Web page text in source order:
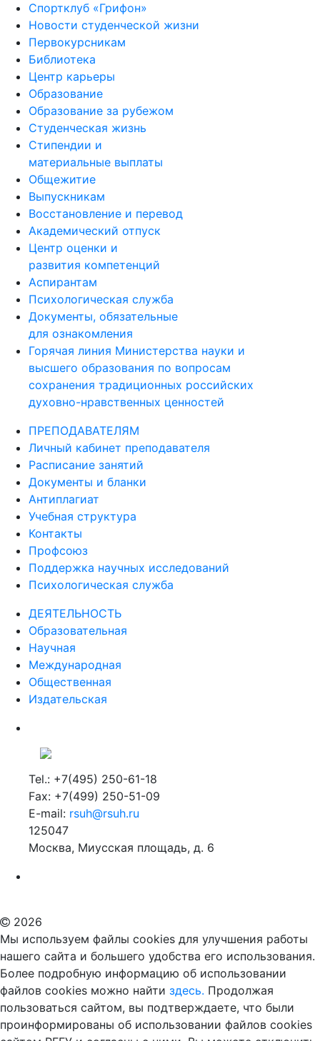
Спортклуб «Грифон»
Новости студенческой жизни
Первокурсникам
Библиотека
Центр карьеры
Образование
Образование за рубежом
Студенческая жизнь
Стипендии и
материальные выплаты
Общежитие
Выпускникам
Восстановление и перевод
Академический отпуск
Центр оценки и
развития компетенций
Аспирантам
Психологическая служба
Документы, обязательные
для ознакомления
Горячая линия Министерства науки и
высшего образования по вопросам
сохранения традиционных российских
духовно-нравственных ценностей
ПРЕПОДАВАТЕЛЯМ
Личный кабинет преподавателя
Расписание занятий
Документы и бланки
Антиплагиат
Учебная структура
Контакты
Профсоюз
Поддержка научных исследований
Психологическая служба
ДЕЯТЕЛЬНОСТЬ
Образовательная
Научная
Международная
Общественная
Издательская
Tel.: +7(495) 250-61-18
Fax: +7(499) 250-51-09
E-mail: rsuh@rsuh.ru
125047
Москва, Миусская площадь, д. 6
2026
Мы используем файлы cookies для улучшения работы
нашего сайта и большего удобства его использования.
Более подробную информацию об использовании
файлов cookies можно найти здесь. Продолжая
пользоваться сайтом, вы подтверждаете, что были
проинформированы об использовании файлов cookies